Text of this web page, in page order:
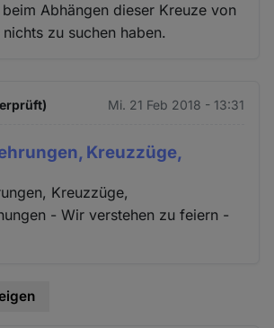
Abhängen dieser Kreuze von
zu suchen haben.
Mi. 21 Feb 2018 - 13:31
Kreuzzüge,
Kreuzzüge,
- Wir verstehen zu feiern -